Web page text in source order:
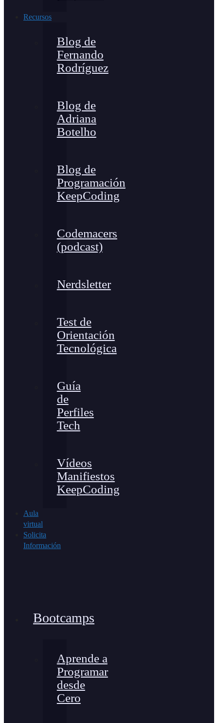
Recursos
Blog de
Fernando
Rodríguez
Blog de
Adriana
Botelho
Blog de
Programación
KeepCoding
Codemacers
(podcast)
Nerdsletter
Test de
Orientación
Tecnológica
Guía
de
Perfiles
Tech
Vídeos
Manifiestos
KeepCoding
Aula
virtual
Solicita
Información
Bootcamps
Aprende a
Programar
desde
Cero